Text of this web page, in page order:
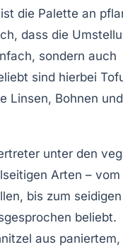
die Palette an
dass die
sondern auch
sind hierbei
Linsen, Bohnen und
unter den
Arten –
bis zum
beliebt.
aus paniertem,